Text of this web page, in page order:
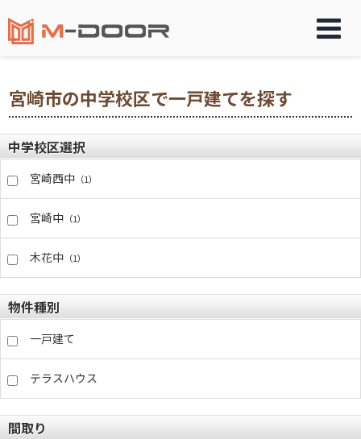
宮崎市の中学校区で一戸建てを探す
中学校区選択
宮崎西中 （1）
宮崎中 （1）
木花中 （1）
物件種別
一戸建て
テラスハウス
間取り